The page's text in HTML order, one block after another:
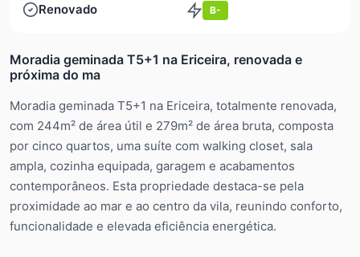
Renovado
B-
Moradia geminada T5+1 na Ericeira, renovada e
próxima do ma
Moradia geminada T5+1 na Ericeira, totalmente renovada,
com 244m² de área útil e 279m² de área bruta, composta
por cinco quartos, uma suíte com walking closet, sala
ampla, cozinha equipada, garagem e acabamentos
contemporâneos. Esta propriedade destaca-se pela
proximidade ao mar e ao centro da vila, reunindo conforto,
funcionalidade e elevada eficiência energética.